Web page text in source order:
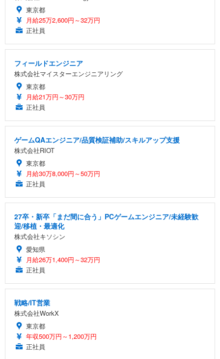
東京都
月給25万2,600円～32万円
正社員
フィールドエンジニア
株式会社マイスターエンジニアリング
東京都
月給21万円～30万円
正社員
ゲームQAエンジニア/品質検証補助/スキルアップ支援
株式会社RIOT
東京都
月給30万8,000円～50万円
正社員
27卒・新卒「まだ間に合う」PCゲームエンジニア/未経験歓
迎/移植・最適化
株式会社キソシン
愛知県
月給26万1,400円～32万円
正社員
戦略/IT営業
株式会社WorkX
東京都
年収500万円～1,200万円
正社員